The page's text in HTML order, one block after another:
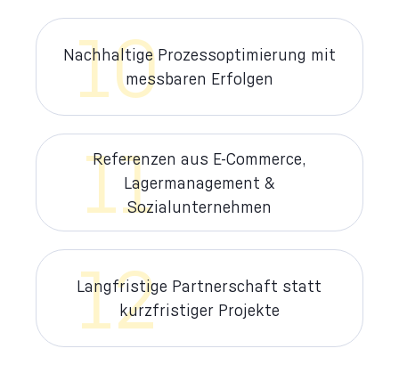
10
Nachhaltige Prozessoptimierung mit
messbaren Erfolgen
11
Referenzen aus E-Commerce,
Lagermanagement &
Sozialunternehmen
12
Langfristige Partnerschaft statt
kurzfristiger Projekte